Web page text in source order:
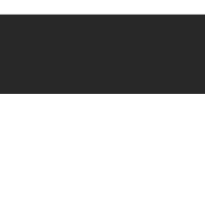
DERNIERS ARTICLES